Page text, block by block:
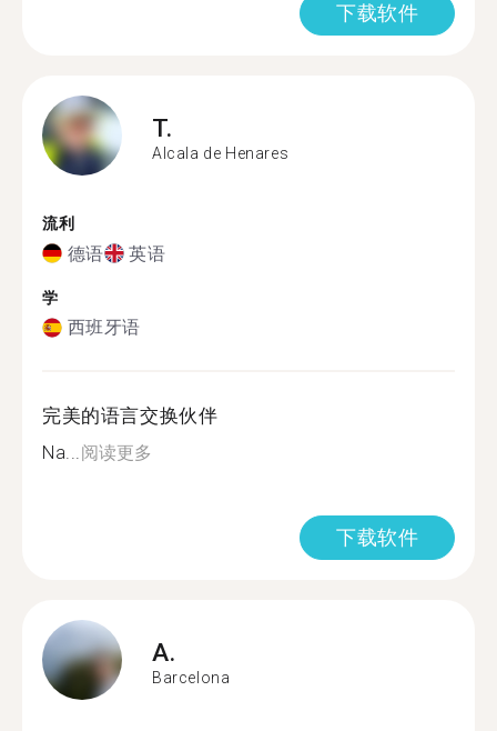
下载软件
T.
Alcala de Henares
流利
德语 英语
学
西班牙语
完美的语言交换伙伴
Na...阅读更多
下载软件
A.
Barcelona